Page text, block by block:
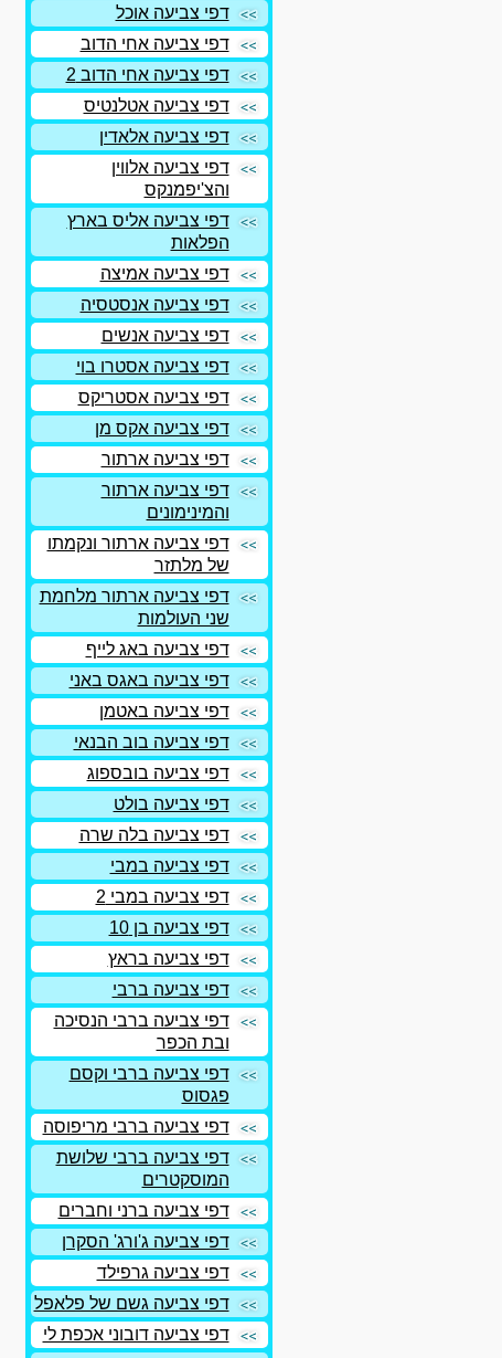
דפי צביעה אוכל
דפי צביעה אחי הדוב
דפי צביעה אחי הדוב 2
דפי צביעה אטלנטיס
דפי צביעה אלאדין
דפי צביעה אלווין
והצ'יפמנקס
דפי צביעה אליס בארץ
הפלאות
דפי צביעה אמיצה
דפי צביעה אנסטסיה
דפי צביעה אנשים
דפי צביעה אסטרו בוי
דפי צביעה אסטריקס
דפי צביעה אקס מן
דפי צביעה ארתור
דפי צביעה ארתור
והמינימונים
דפי צביעה ארתור ונקמתו
של מלתזר
דפי צביעה ארתור מלחמת
שני העולמות
דפי צביעה באג לייף
דפי צביעה באגס באני
דפי צביעה באטמן
דפי צביעה בוב הבנאי
דפי צביעה בובספוג
דפי צביעה בולט
דפי צביעה בלה שרה
דפי צביעה במבי
דפי צביעה במבי 2
דפי צביעה בן 10
דפי צביעה בראץ
דפי צביעה ברבי
דפי צביעה ברבי הנסיכה
ובת הכפר
דפי צביעה ברבי וקסם
פגסוס
דפי צביעה ברבי מריפוסה
דפי צביעה ברבי שלושת
המוסקטרים
דפי צביעה ברני וחברים
דפי צביעה ג'ורג' הסקרן
דפי צביעה גרפילד
דפי צביעה גשם של פלאפל
דפי צביעה דובוני אכפת לי